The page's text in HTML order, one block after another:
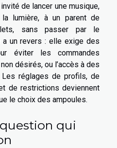
de lancer une musique,
la lumière, à un parent de
sans passer par le
un revers : elle exige des
éviter les commandes
désirés, ou l’accès à des
réglages de profils, de
de restrictions deviennent
le choix des ampoules.
qui